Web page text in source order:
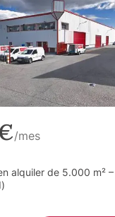
/mes
alquiler de 5.000 m² –